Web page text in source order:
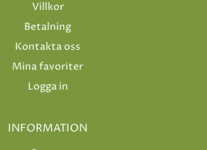
Villkor
Betalning
Kontakta oss
Mina favoriter
Logga in
INFORMATION